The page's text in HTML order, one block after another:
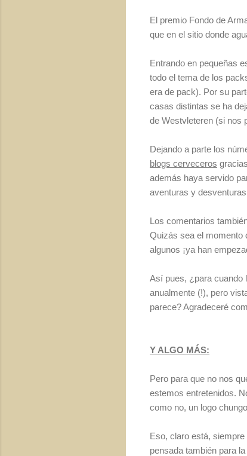
El premio Fondo de
que en el sitio donde
Entrando en pequeñas
todo el tema de los
era de pack). Por su
casas distintas se ha
de Westvleteren (si nos
Dejando a parte los
blogs cerveceros
además haya servido
aventuras y desventuras
Los comentarios
Quizás sea el momento
algunos ¡ya han
Así pues, ¿para cuando
anualmente (!), pero
parece? Agradeceré
Y ALGO MÁS:
Pero para que no nos
estemos entretenidos.
como no, un logo
Eso, claro está,
pensada también para